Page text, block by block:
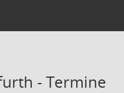
- Termine